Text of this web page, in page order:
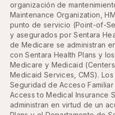
organización de
Maintenance Organization,
punto de servicio (Point-of-
y asegurados por Sentara
de Medicare se administran
con Sentara Health Plans y
Medicare y Medicaid
Medicaid Services, CMS).
Seguridad de Acceso
Access to Medical Insurance
administran en virtud de un